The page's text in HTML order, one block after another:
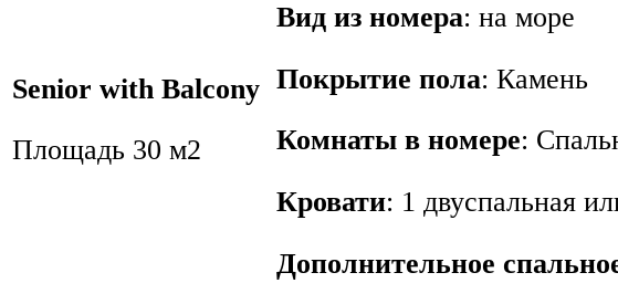
Senior with Balcony
Площадь 30 м2
Вид из номера: на море
Покрытие пола: Камень
Комнаты в номере:
Кровати: 1 двуспальная
Дополнительное